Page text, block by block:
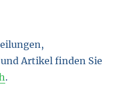
Artikel finden Sie
.